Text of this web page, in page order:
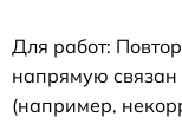
Для работ:
напрямую связан
(например,